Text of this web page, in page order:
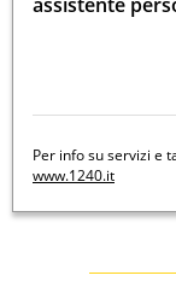
Per info su servizi e
www.1240.it